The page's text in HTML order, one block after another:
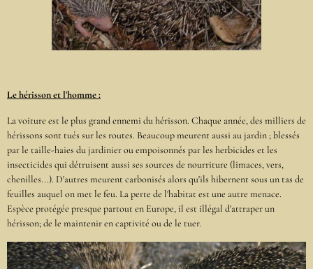
Le hérisson et l'homme :
La voiture est le plus grand ennemi du hérisson. Chaque année, des milliers de
hérissons sont tués sur les routes. Beaucoup meurent aussi au jardin ; blessés
par le taille-haies du jardinier ou empoisonnés par les herbicides et les
insecticides qui détruisent aussi ses sources de nourriture (limaces, vers,
chenilles...). D'autres meurent carbonisés alors qu'ils hibernent sous un tas de
feuilles auquel on met le feu. La perte de l'habitat est une autre menace.
Espèce protégée presque partout en Europe, il est illégal d'attraper un
hérisson; de le maintenir en captivité ou de le tuer.